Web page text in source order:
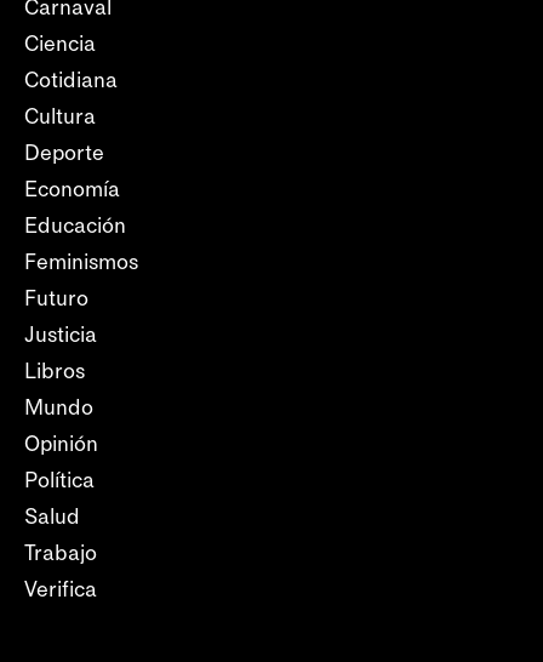
Carnaval
Ciencia
Cotidiana
Cultura
Deporte
Economía
Educación
Feminismos
Futuro
Justicia
Libros
Mundo
Opinión
Política
Salud
Trabajo
Verifica